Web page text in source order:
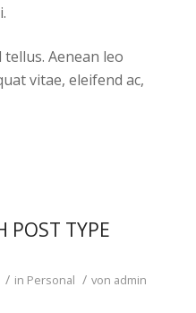
Aenean leo
vitae, eleifend ac,
POST TYPE
/ in Personal / von admin